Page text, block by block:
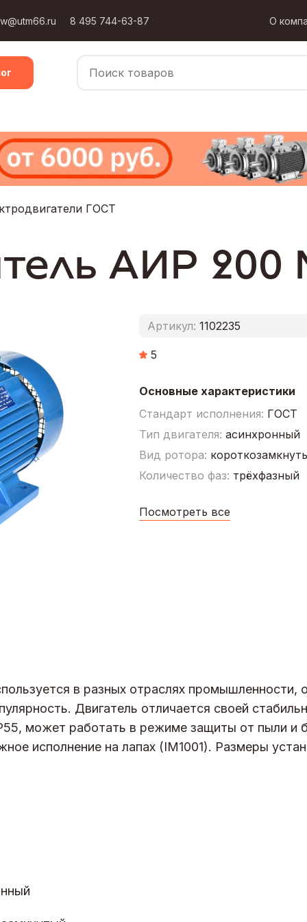
8 495 744-63-87 О
ГОСТ
АИР 200
Артикул: 1102235
5
Основные характеристики
Стандарт исполнения: ГОСТ
Тип двигателя: асинхронный
Вид ротора:
Количество фаз: трёхфазный
Посмотреть все
в разных отраслях промышленности,
Двигатель отличается своей
может работать в режиме защиты от пыли и
исполнение на лапах (IM1001). Размеры